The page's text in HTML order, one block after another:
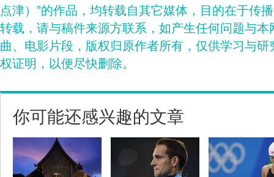
点津）”的作品，均转载自其它媒体，目的在于传
转载，请与稿件来源方联系，如产生任何问题与
曲、电影片段，版权归原作者所有，仅供学习与
权证明，以便尽快删除。
你可能还感兴趣的文章